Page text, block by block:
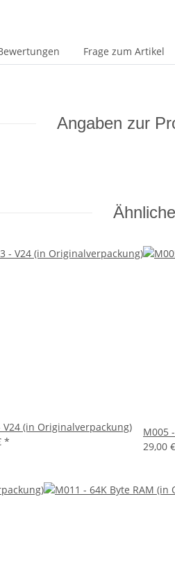
Frage zum Artikel
Angaben zur
V24 (in Originalverpackung)
*
M005
29,00 €